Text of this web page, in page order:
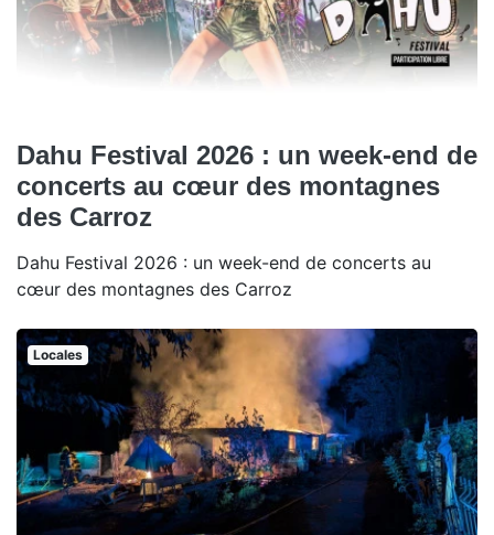
Dahu Festival 2026 : un week-end de
concerts au cœur des montagnes
des Carroz
Dahu Festival 2026 : un week-end de concerts au
cœur des montagnes des Carroz
Locales